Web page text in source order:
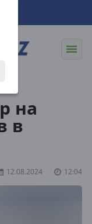
на
в
12.08.2024 12:04